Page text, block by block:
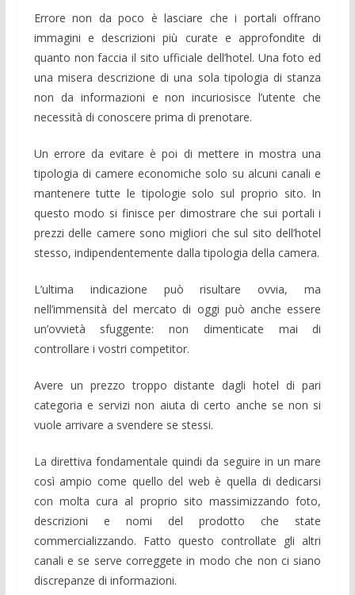
Errore non da poco è lasciare che i portali offrano
immagini e descrizioni più curate e approfondite di
quanto non faccia il sito ufficiale dell’hotel. Una foto ed
una misera descrizione di una sola tipologia di stanza
non da informazioni e non incuriosisce l’utente che
necessità di conoscere prima di prenotare.
Un errore da evitare è poi di mettere in mostra una
tipologia di camere economiche solo su alcuni canali e
mantenere tutte le tipologie solo sul proprio sito. In
questo modo si finisce per dimostrare che sui portali i
prezzi delle camere sono migliori che sul sito dell’hotel
stesso, indipendentemente dalla tipologia della camera.
L’ultima indicazione può risultare ovvia, ma
nell’immensità del mercato di oggi può anche essere
un’ovvietà sfuggente: non dimenticate mai di
controllare i vostri competitor.
Avere un prezzo troppo distante dagli hotel di pari
categoria e servizi non aiuta di certo anche se non si
vuole arrivare a svendere se stessi.
La direttiva fondamentale quindi da seguire in un mare
così ampio come quello del web è quella di dedicarsi
con molta cura al proprio sito massimizzando foto,
descrizioni e nomi del prodotto che state
commercializzando. Fatto questo controllate gli altri
canali e se serve correggete in modo che non ci siano
discrepanze di informazioni.